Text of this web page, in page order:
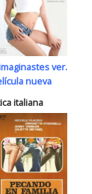
ver.
nueva
italiana